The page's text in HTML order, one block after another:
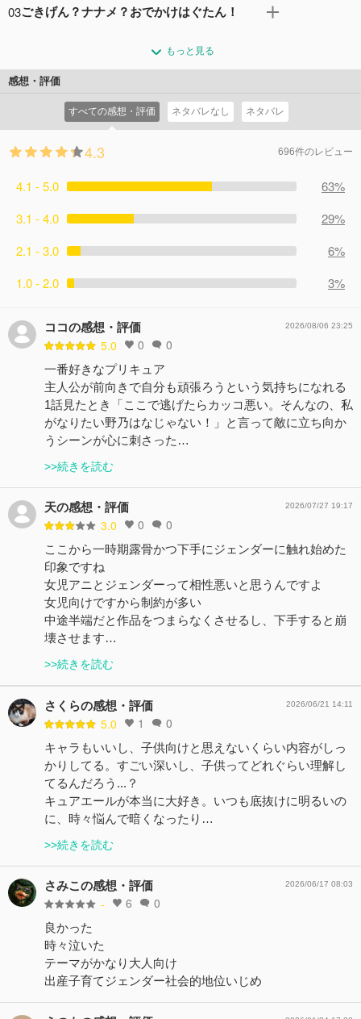
き声が聞こえてきた？ 声のする方に行くと、クラスメイト
ダに出ると……空から何かが降ってきた！ えええ～～～！
ため、はなはキュアエールに変身する！
愛い！ だから、みんなに『天使』って言われてるんだっ
ゃう～。 でも、褒められても、薬師寺さんはあまり嬉しく
ないみたい……。 どうしてなんだろう？ ハリーに会った
ら、プリキュアの仲間を探せって言われたの。 やだやだ！
かっこいいから、一人でやりたい！ プリキュアも、はぐた
んのお世話も、一人でできるんだから！
03ごきげん？ナナメ？おでかけはぐたん！
止まないよ～！ さあやちゃんは、はぐたんが不安な気持ち
になってるんじゃないかって言うの。 あれ？プリキュアに
たんが喜ぶ場所を教えてくれてるのかも！ ミライパッドが
教えてくれた移動動物園に行ったら、 輝木ほまれさんに会
えたんだ。 でも、どこに行ってもはぐたんはご機嫌ナナ
コメント1件拍手0回
もっと見る
感想・評価
すべての感想・評価 ネタバレなし ネタバレ
4.3 696件のレビュー
4.1 - 5.0
63%
3.1 - 4.0
29%
2.1 - 3.0
6%
1.0 - 2.0
3%
ココの感想・評価
5.0 0 0
2026/08/06 23:25
一番好きなプリキュア
主人公が前向きで自分も頑張ろうという気持ちになれる
1話見たとき「ここで逃げたらカッコ悪い。そんなの、私
がなりたい野乃はなじゃない！」と言って敵に立ち向か
うシーンが心に刺さった…
>>続きを読む
天の感想・評価
3.0 0 0
2026/07/27 19:17
ここから一時期露骨かつ下手にジェンダーに触れ始めた
印象ですね
女児アニとジェンダーって相性悪いと思うんですよ
女児向けですから制約が多い
中途半端だと作品をつまらなくさせるし、下手すると崩
壊させます…
>>続きを読む
さくらの感想・評価
5.0 1 0
2026/06/21 14:11
キャラもいいし、子供向けと思えないくらい内容がしっ
かりしてる。すごい深いし、子供ってどれぐらい理解し
てるんだろう...？
キュアエールが本当に大好き。いつも底抜けに明るいの
に、時々悩んで暗くなったり…
>>続きを読む
さみこの感想・評価
- 6 0
2026/06/17 08:03
良かった
時々泣いた
テーマがかなり大人向け
出産子育てジェンダー社会的地位いじめ